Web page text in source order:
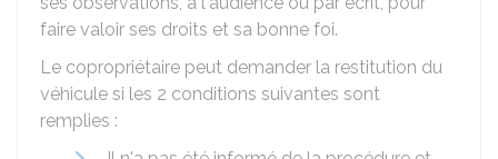
faire valoir ses droits et sa bonne foi.
Le copropriétaire peut demander la restitution du
véhicule si les 2 conditions suivantes sont
remplies :